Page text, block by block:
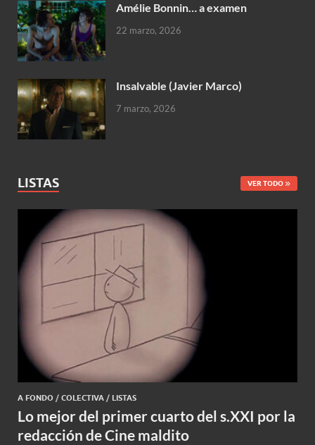
Amélie Bonnin… a examen
22 marzo, 2026
Insalvable (Javier Marco)
7 marzo, 2026
LISTAS VER TODO
A FONDO / COLECTIVA / LISTAS
Lo mejor del primer cuarto del s.XXI por la
redacción de Cine maldito